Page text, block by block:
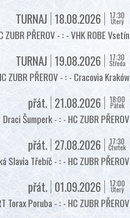
17:30
Úterý
18.08.2026
TURNAJ
ZUBR PŘEROV - : - VHK ROBE Vsetín
17:30
Středa
19.08.2026
TURNAJ
ZUBR PŘEROV - : - Cracovia Kraków
18:00
Pátek
21.08.2026
přát.
Draci Šumperk - : - HC ZUBR PŘEROV
17:30
Čtvrtek
27.08.2026
přát.
Slavia Třebíč - : - HC ZUBR PŘEROV
17:00
Úterý
01.09.2026
přát.
Torax Poruba - : - HC ZUBR PŘEROV